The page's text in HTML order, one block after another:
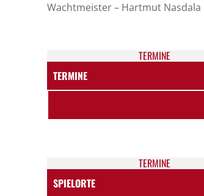
Wachtmeister – Hartmut Nasdala
TER­MI­NE
TERMINE
TER­MI­NE
SPIELORTE